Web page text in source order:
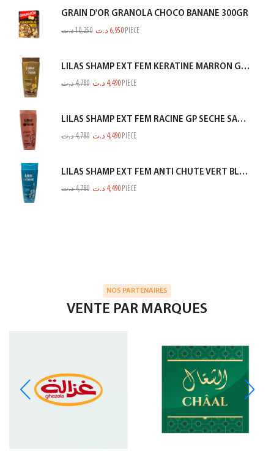
GRAIN D'OR GRANOLA CHOCO BANANE 300GR
10,250د.ت 6,950 د.ت PIECE
LILAS SHAMP EXT FEM KERATINE MARRON GOLD 350ML
4,780د.ت 4,490 د.ت PIECE
LILAS SHAMP EXT FEM RACINE GP SECHE SAUMON 350ML
4,780د.ت 4,490 د.ت PIECE
LILAS SHAMP EXT FEM ANTI CHUTE VERT BLEUTE 350ML
4,780د.ت 4,490 د.ت PIECE
NOS PARTENAIRES
VENTE PAR MARQUES